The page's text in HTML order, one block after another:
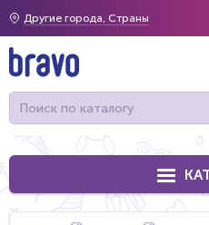
Другие города, Страны